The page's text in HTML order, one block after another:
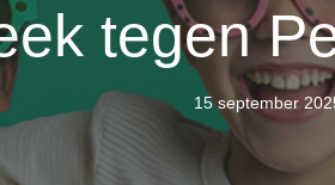
tegen
15 september